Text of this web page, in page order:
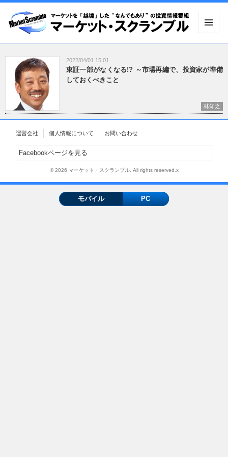
ット
林知之
2022/04/01 15:01
東証一部がなくなる!? ～市場再編で、投資家が準備
しておくべきこと
運営会社 個人情報について お問い合わせ
Facebookページを見る
© 2026 マーケット・スクランブル. All rights reserved.x
モバイル PC